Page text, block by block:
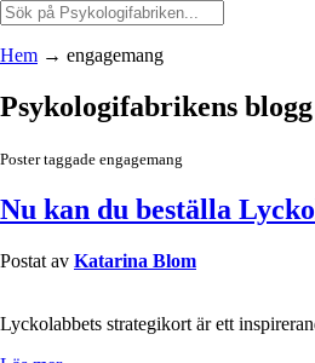
Hem → engagemang
Psykologifabrikens blogg
Poster taggade engagemang
Nu kan du beställa
Postat av Katarina Blom
Lyckolabbets strategikort är ett